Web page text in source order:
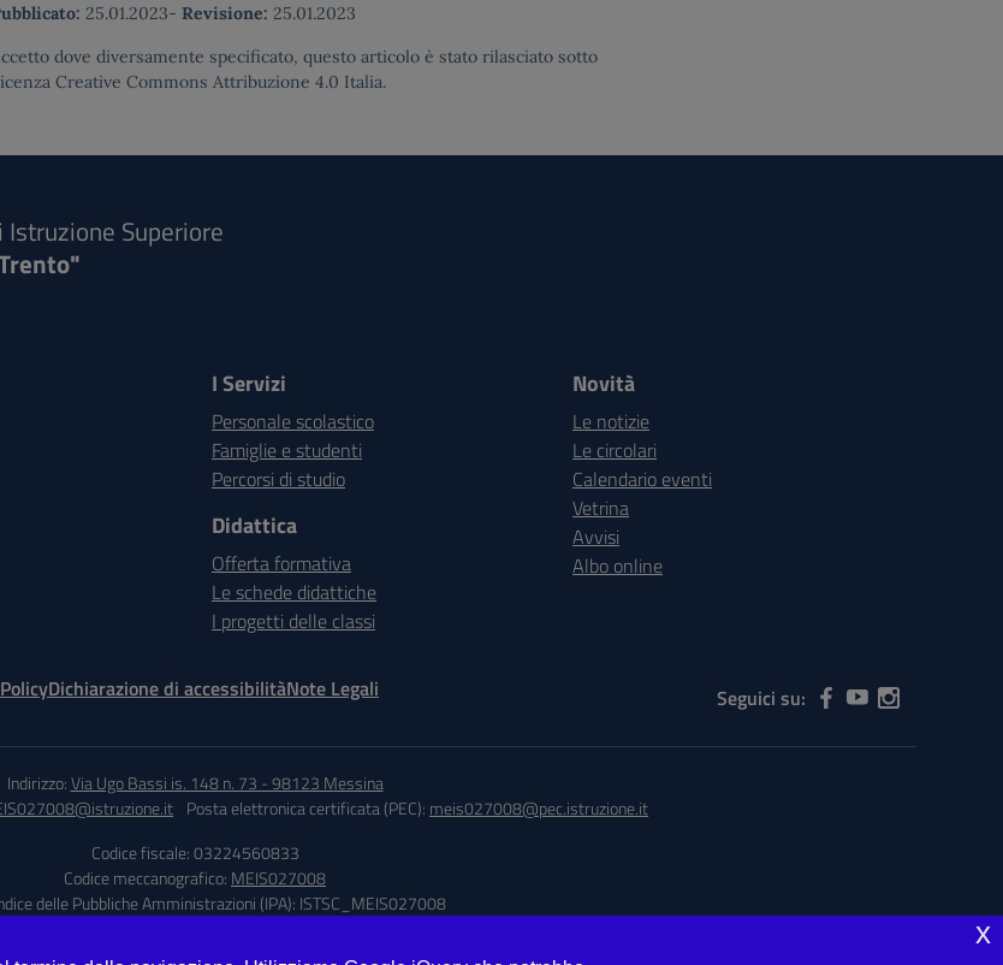
25.01.2023- Revisione: 25.01.2023
dove diversamente specificato, questo articolo è stato rilasciato sotto
Creative Commons Attribuzione 4.0 Italia.
Superiore
I Servizi
Personale scolastico
Famiglie e studenti
Percorsi di studio
Didattica
Offerta formativa
Le schede didattiche
I progetti delle classi
Novità
Le notizie
Le circolari
Calendario eventi
Vetrina
Avvisi
Albo online
Dichiarazione di accessibilitàNote Legali Seguici su:
Indirizzo:Via Ugo Bassi is. 148 n. 73 - 98123 Messina
Posta elettronica certificata (PEC): meis027008@pec.istruzione.it
Codice fiscale: 03224560833
Codice meccanografico: MEIS027008
delle Pubbliche Amministrazioni (IPA): ISTSC_MEIS027008
x